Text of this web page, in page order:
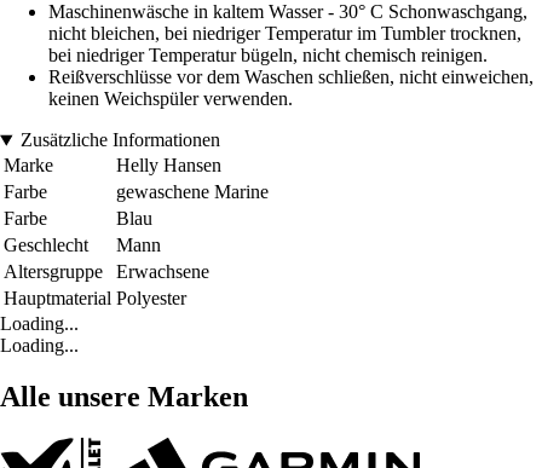
Maschinenwäsche in kaltem Wasser - 30° C Schonwaschgang,
nicht bleichen, bei niedriger Temperatur im Tumbler trocknen,
bei niedriger Temperatur bügeln, nicht chemisch reinigen.
Reißverschlüsse vor dem Waschen schließen, nicht einweichen,
keinen Weichspüler verwenden.
Zusätzliche Informationen
Marke
Helly Hansen
Farbe
gewaschene Marine
Farbe
Blau
Geschlecht
Mann
Altersgruppe
Erwachsene
Hauptmaterial Polyester
Loading...
Loading...
Alle unsere Marken